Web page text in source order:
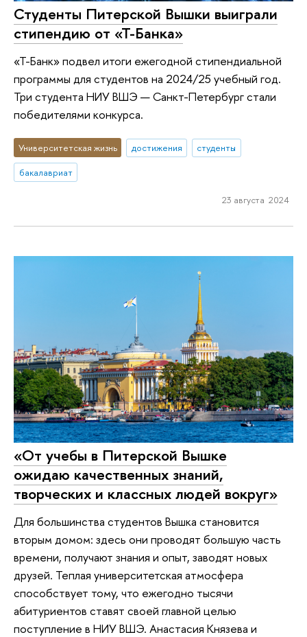
Студенты Питерской Вышки выиграли
стипендию от «Т-Банка»
«Т-Банк» подвел итоги ежегодной стипендиальной
программы для студентов на 2024/25 учебный год.
Три студента НИУ ВШЭ — Санкт-Петербург стали
победителями конкурса.
Университетская жизнь достижения
студенты
бакалавриат
23 августа 2024
«От учебы в Питерской Вышке
ожидаю качественных знаний,
творческих и классных людей вокруг»
Для большинства студентов Вышка становится
вторым домом: здесь они проводят большую часть
времени, получают знания и опыт, заводят новых
друзей. Теплая университетская атмосфера
способствует тому, что ежегодно тысячи
абитуриентов ставят своей главной целью
поступление в НИУ ВШЭ. Анастасия Князева и